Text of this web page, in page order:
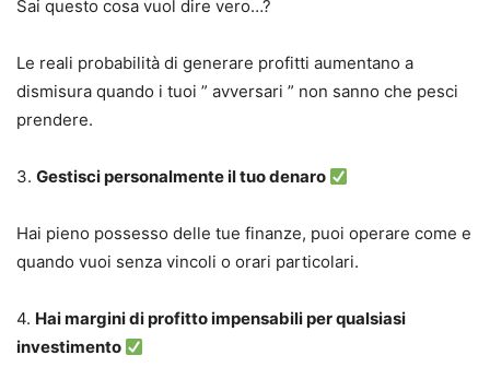
Sai questo cosa vuol dire vero…?
Le reali probabilità di generare profitti aumentano a
dismisura quando i tuoi ” avversari ” non sanno che pesci
prendere.
3. Gestisci personalmente il tuo denaro
Hai pieno possesso delle tue finanze, puoi operare come e
quando vuoi senza vincoli o orari particolari.
4. Hai margini di profitto impensabili per qualsiasi
investimento